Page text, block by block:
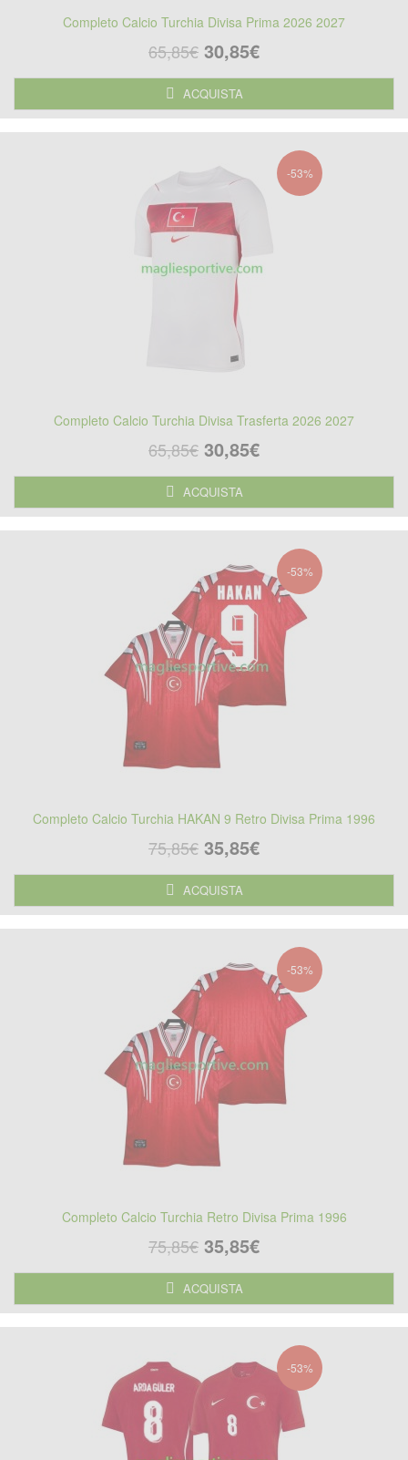
Completo Calcio Turchia Divisa Prima 2026 2027
65,85€ 30,85€
ACQUISTA
-53%
Completo Calcio Turchia Divisa Trasferta 2026 2027
65,85€ 30,85€
ACQUISTA
-53%
Completo Calcio Turchia HAKAN 9 Retro Divisa Prima 1996
75,85€ 35,85€
ACQUISTA
-53%
Completo Calcio Turchia Retro Divisa Prima 1996
75,85€ 35,85€
ACQUISTA
-53%